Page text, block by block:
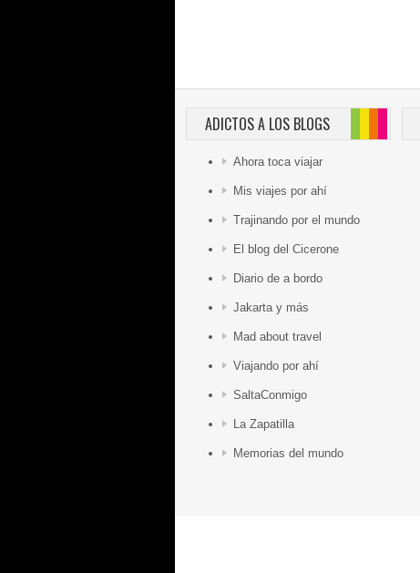
ADICTOS A LOS BLOGS
Ahora toca viajar
Mis viajes por ahí
Trajinando por el mundo
El blog del Cicerone
Diario de a bordo
Jakarta y más
Mad about travel
Viajando por ahí
SaltaConmigo
La Zapatilla
Memorias del mundo